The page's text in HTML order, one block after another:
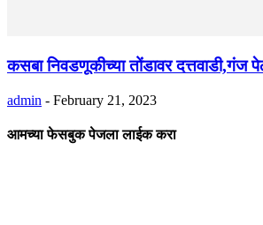
कसबा निवडणूकीच्या तोंडावर दत्तवाडी,गंज
admin - February 21, 2023
आमच्या फेसबुक पेजला लाईक करा